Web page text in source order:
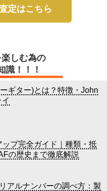
定はこちら
しむ為の
識！！！
ギター)とは？特徴・John
プ完全ガイド｜種類・抵
の歴史まで徹底解説
アルナンバーの調べ方：製